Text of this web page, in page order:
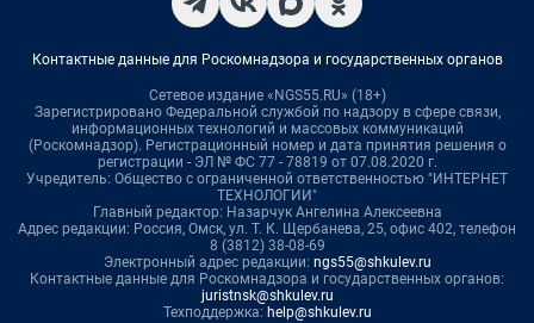
Контактные данные для Роскомнадзора и государственных органов
Сетевое издание «NGS55.RU» (18+)
Зарегистрировано Федеральной службой по надзору в сфере связи,
информационных технологий и массовых коммуникаций
(Роскомнадзор). Регистрационный номер и дата принятия решения о
регистрации - ЭЛ № ФС 77 - 78819 от 07.08.2020 г.
Учредитель: Общество с ограниченной ответственностью "ИНТЕРНЕТ
ТЕХНОЛОГИИ"
Главный редактор: Назарчук Ангелина Алексеевна
Адрес редакции: Россия, Омск, ул. Т. К. Щербанева, 25, офис 402, телефон
8 (3812) 38-08-69
Электронный адрес редакции: ngs55@shkulev.ru
Контактные данные для Роскомнадзора и государственных органов:
juristnsk@shkulev.ru
Техподдержка: help@shkulev.ru